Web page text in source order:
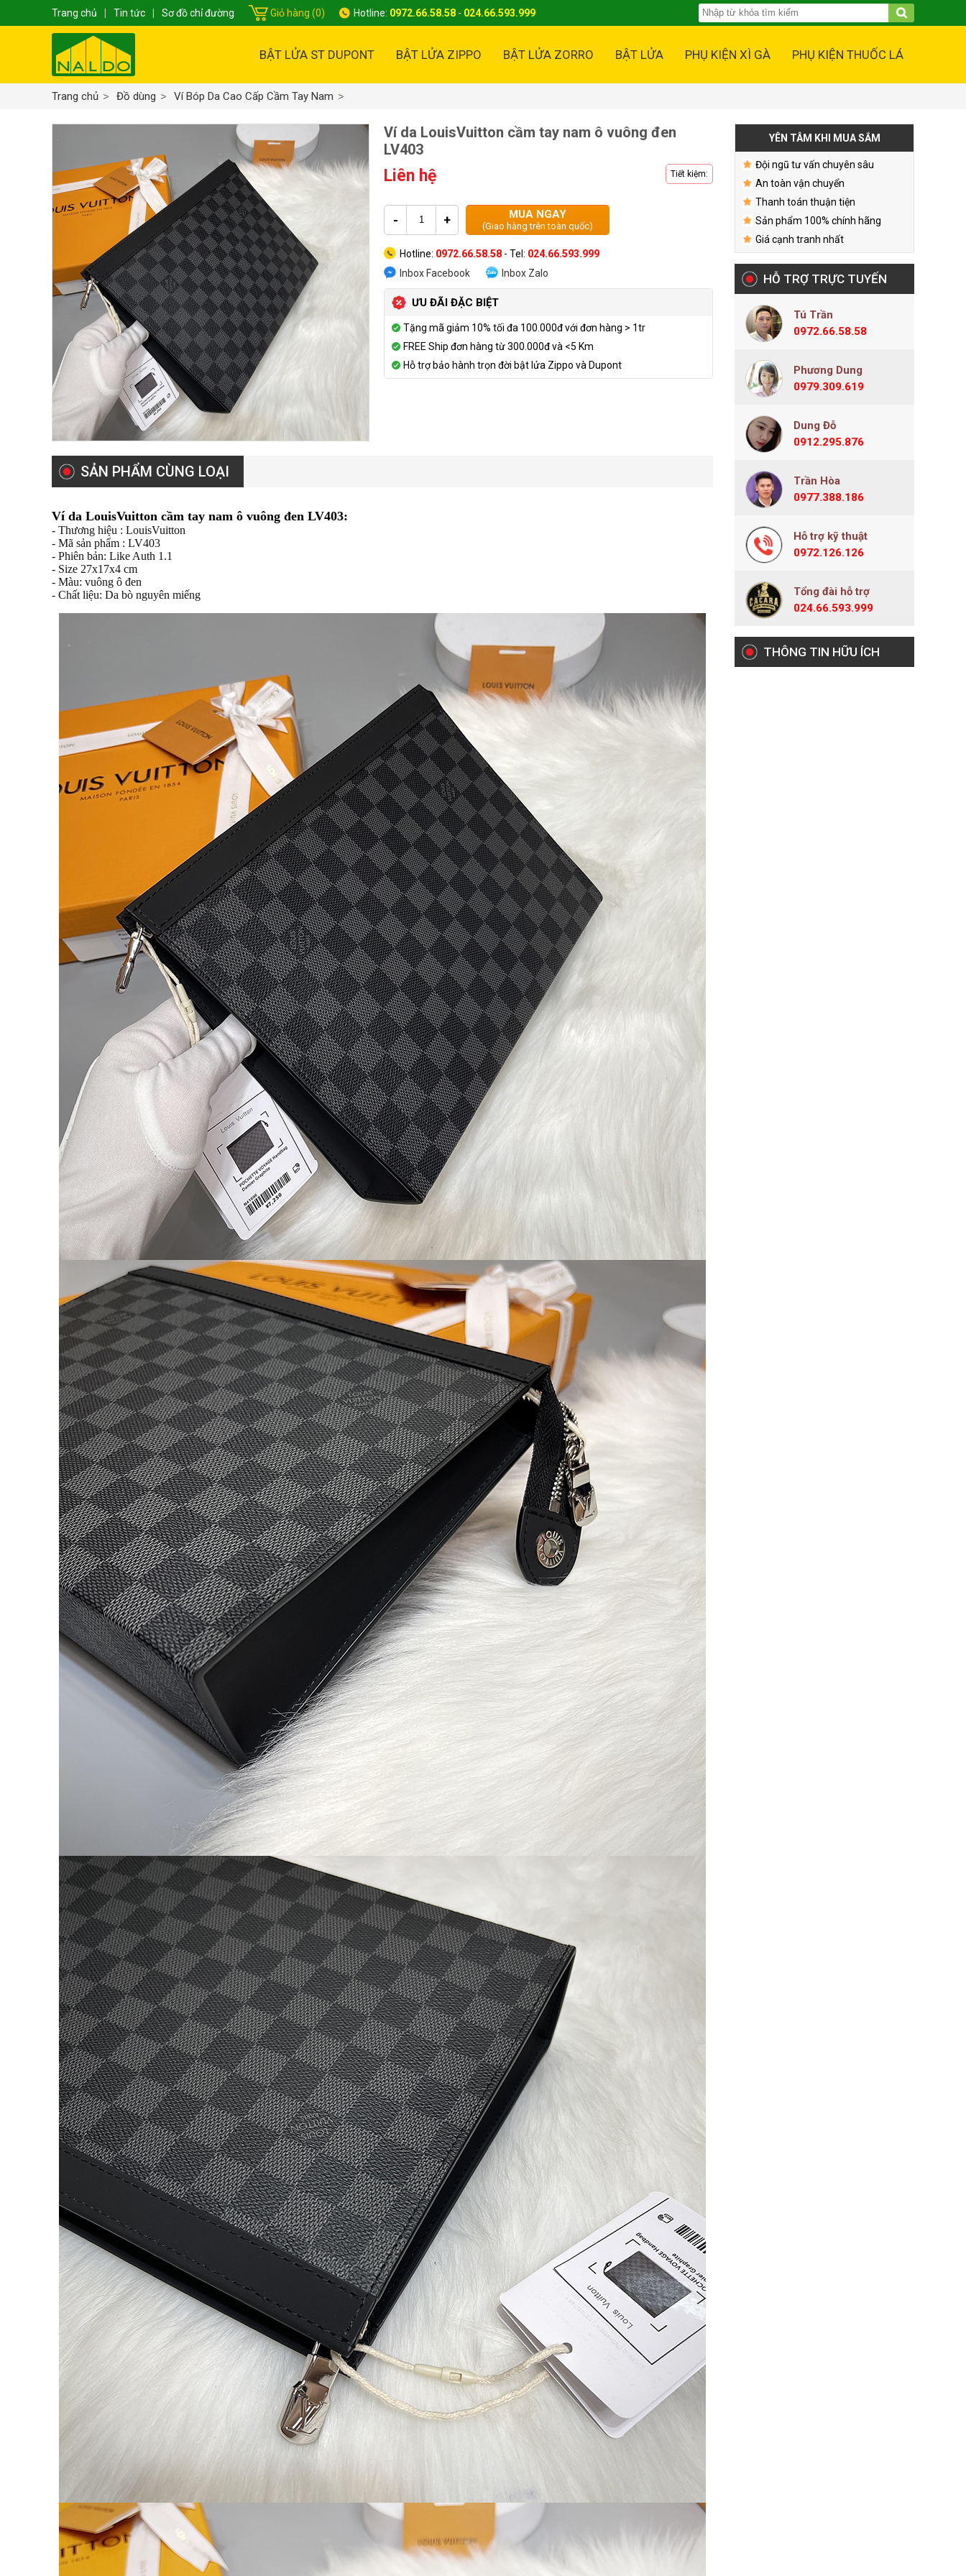
PHỤ KIỆN THUỐC LÁ
PHỤ KIỆN XÌ GÀ
BẬT LỬA
BẬT LỬA ZORRO
BẬT LỬA ZIPPO
BẬT LỬA ST DUPONT
Trang chủ Đồ dùng Ví Bóp Da Cao Cấp Cầm Tay Nam
Ví da LouisVuitton cầm tay nam ô vuông đen
LV403
Tiết kiệm:
Liên hệ
- + MUA NGAY
(Giao hàng trên toàn quốc)
Hotline: 0972.66.58.58 - Tel: 024.66.593.999
Inbox Facebook
Inbox Zalo
ƯU ĐÃI ĐẶC BIỆT
Tặng mã giảm 10% tối đa 100.000đ với đơn hàng > 1tr
FREE Ship đơn hàng từ 300.000đ và <5 Km
Hỗ trợ bảo hành trọn đời bật lửa Zippo và Dupont
SẢN PHẨM CÙNG LOẠI
Ví da LouisVuitton cầm tay nam ô vuông đen LV403:
- Thương hiệu : LouisVuitton
- Mã sản phẩm : LV403
- Phiên bản: Like Auth 1.1
- Size 27x17x4 cm
- Màu: vuông ô đen
- Chất liệu: Da bò nguyên miếng
YÊN TÂM KHI MUA SẮM
Đội ngũ tư vấn chuyên sâu
An toàn vận chuyển
Thanh toán thuận tiện
Sản phẩm 100% chính hãng
Giá cạnh tranh nhất
HỖ TRỢ TRỰC TUYẾN
Tú Trần
0972.66.58.58
Phương Dung
0979.309.619
Dung Đỗ
0912.295.876
Trần Hòa
0977.388.186
Hỗ trợ kỹ thuật
0972.126.126
Tổng đài hỗ trợ
024.66.593.999
THÔNG TIN HỮU ÍCH
Trang chủ Tin tức Sơ đồ chỉ đường Giỏ hàng (0) Hotline: 0972.66.58.58 - 024.66.593.999